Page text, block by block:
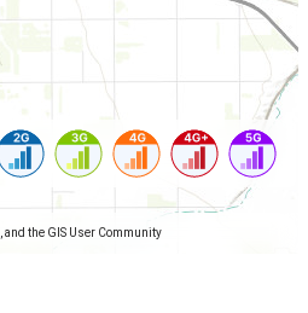
and the GIS User Community